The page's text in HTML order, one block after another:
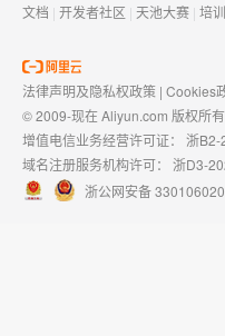
文档 | 开发者社区 | 天池大赛 | 培
法律声明及隐私权政策 | Cookies
© 2009-现在 Aliyun.com 版权所有
增值电信业务经营许可证： 浙B2-
域名注册服务机构许可： 浙D3-
浙公网安备